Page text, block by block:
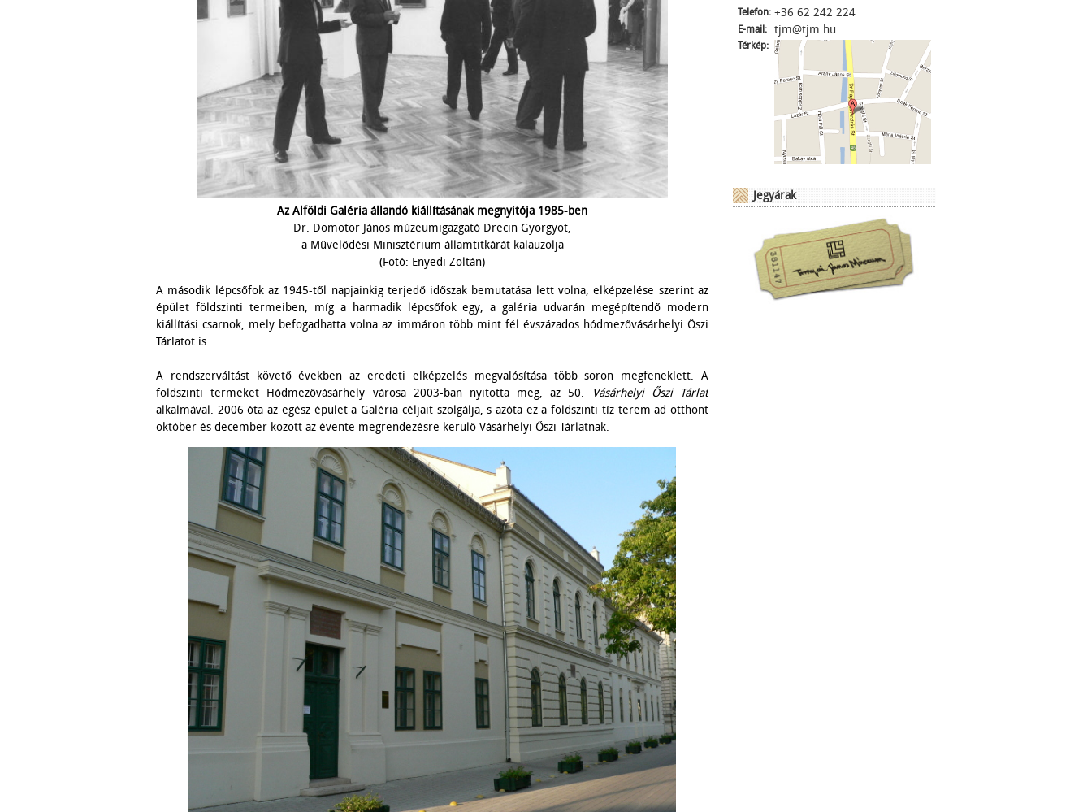
Az Alföldi Galéria állandó kiállításának megnyitója 1985-ben
Dr. Dömötör János múzeumigazgató Drecin Györgyöt,
a Művelődési Minisztérium államtitkárát kalauzolja
(Fotó: Enyedi Zoltán)
A második lépcsőfok az 1945-től napjainkig terjedő időszak bemutatása lett volna, elképzelése szerint az
épület földszinti termeiben, míg a harmadik lépcsőfok egy, a galéria udvarán megépítendő modern
kiállítási csarnok, mely befogadhatta volna az immáron több mint fél évszázados hódmezővásárhelyi Őszi
Tárlatot is.
A rendszerváltást követő években az eredeti elképzelés megvalósítása több soron megfeneklett. A
földszinti termeket Hódmezővásárhely városa 2003-ban nyitotta meg, az 50.
Vásárhelyi Őszi Tárlat
alkalmával. 2006 óta az egész épület a Galéria céljait szolgálja, s azóta ez a földszinti tíz terem ad otthont
október és december között az évente megrendezésre kerülő Vásárhelyi Őszi Tárlatnak.
Telefon: +36 62 242 224
E-mail: tjm@tjm.hu
Térkép:
Jegyárak